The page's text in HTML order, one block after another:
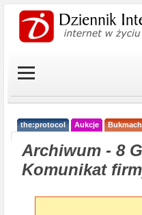
the:protocol Aukcje
Archiwum - 8
Komunikat